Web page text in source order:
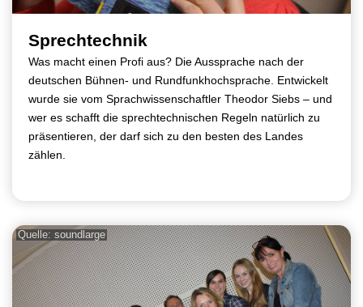
Sprechtechnik
Was macht einen Profi aus? Die Aussprache nach der
deutschen Bühnen- und Rundfunkhochsprache. Entwickelt
wurde sie vom Sprachwissenschaftler Theodor Siebs – und
wer es schafft die sprechtechnischen Regeln natürlich zu
präsentieren, der darf sich zu den besten des Landes
zählen.
Quelle: soundlarge